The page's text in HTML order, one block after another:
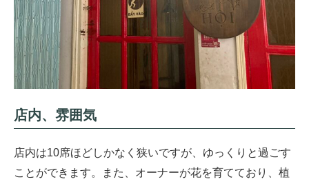
店内、雰囲気
店内は10席ほどしかなく狭いですが、ゆっくりと過ごす
ことができます。また、オーナーが花を育てており、植